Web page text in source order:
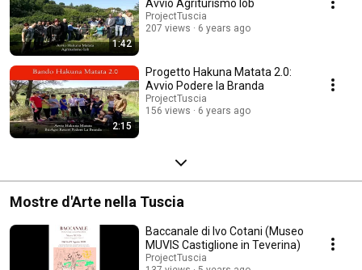
1:42
Avvio Agriturismo Iob
ProjectTuscia
207 views
6 years ago
2:15
Progetto Hakuna Matata 2.0:
Avvio Podere la Branda
ProjectTuscia
156 views
6 years ago
Mostre d'Arte nella Tuscia
Baccanale di Ivo Cotani (Museo
MUVIS Castiglione in Teverina)
ProjectTuscia